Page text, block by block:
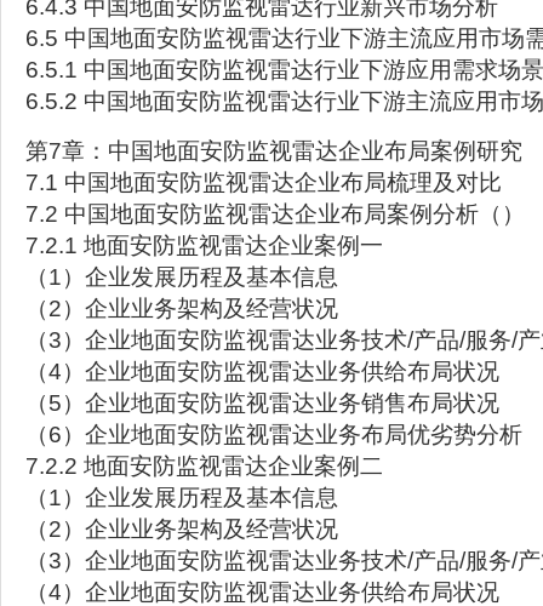
6.4.3 中国地面安防监视雷达行业新兴市场分析
6.5 中国地面安防监视雷达行业下游主流应用市场
6.5.1 中国地面安防监视雷达行业下游应用需求场
6.5.2 中国地面安防监视雷达行业下游主流应用市
第7章：中国地面安防监视雷达企业布局案例研究
7.1 中国地面安防监视雷达企业布局梳理及对比
7.2 中国地面安防监视雷达企业布局案例分析（）
7.2.1 地面安防监视雷达企业案例一
（1）企业发展历程及基本信息
（2）企业业务架构及经营状况
（3）企业地面安防监视雷达业务技术/产品/服务/
（4）企业地面安防监视雷达业务供给布局状况
（5）企业地面安防监视雷达业务销售布局状况
（6）企业地面安防监视雷达业务布局优劣势分析
7.2.2 地面安防监视雷达企业案例二
（1）企业发展历程及基本信息
（2）企业业务架构及经营状况
（3）企业地面安防监视雷达业务技术/产品/服务/
（4）企业地面安防监视雷达业务供给布局状况